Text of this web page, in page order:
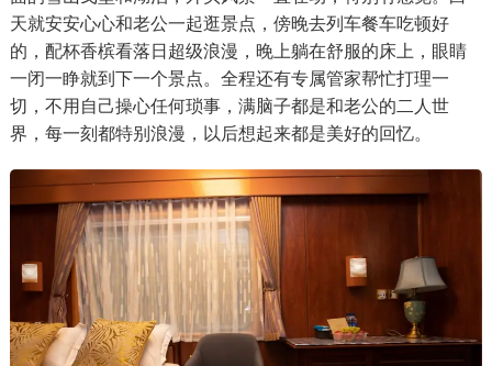
天就安安心心和老公一起逛景点，傍晚去列车餐车吃顿好
的，配杯香槟看落日超级浪漫，晚上躺在舒服的床上，眼睛
一闭一睁就到下一个景点。全程还有专属管家帮忙打理一
切，不用自己操心任何琐事，满脑子都是和老公的二人世
界，每一刻都特别浪漫，以后想起来都是美好的回忆。